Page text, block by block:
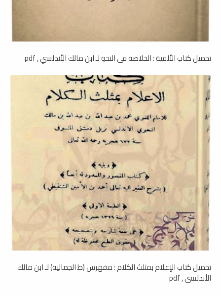
تحميل كتاب الألفية ؛ الخلاصة فى النحو لـ ابن مالك الأندلسي , pdf
تحميل كتاب الإعلام بمثلث الكلام ؛ مفهرس (ط الجمالية) لـ ابن مالك
الأندلسي , pdf